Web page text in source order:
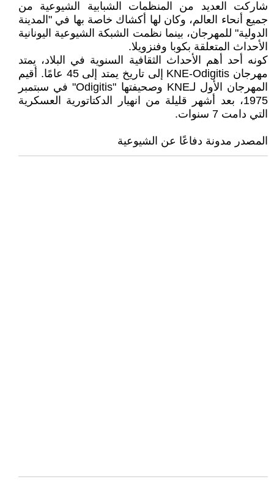
شاركت العديد من المنظمات الشبابية الشيوعية من
جميع أنحاء العالم، وكان لها أكشاك خاصة بها في "المدينة
الدولية" للمهرجان، بينما نظمت الشبكة الشيوعية اليونانية
الأحداث المتعلقة بكوبا وفنزويلا.
كونه أحد أهم الأحداث الثقافية السنوية في البلاد، يمتد
مهرجان KNE-Odigitis إلى تاريخ يمتد إلى 45 عامًا. أقيم
المهرجان الأول لـKNE وصحيفتها "Odigitis" في سبتمبر
1975، بعد أشهر قليلة من انهيار الدكتاتورية العسكرية
التي دامت 7 سنوات.
المصدر مدونة دفاعًا عن الشيوعية